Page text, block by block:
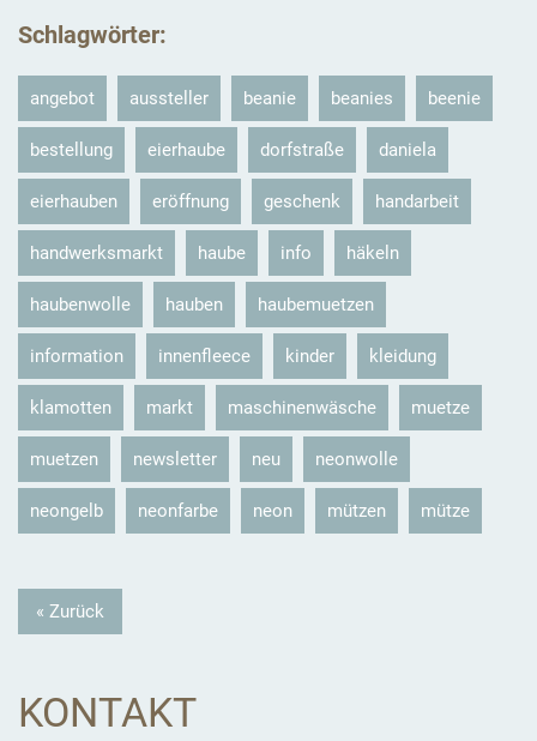
Schlagwörter:
angebot aussteller beanie beanies beenie
bestellung eierhaube dorfstraße daniela
eierhauben eröffnung geschenk handarbeit
handwerksmarkt haube info häkeln
haubenwolle hauben haubemuetzen
information innenfleece kinder kleidung
klamotten markt maschinenwäsche muetze
muetzen newsletter neu neonwolle
neongelb neonfarbe neon mützen mütze
« Zurück
KONTAKT